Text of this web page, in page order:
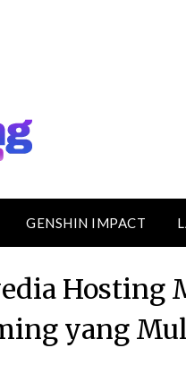
GENSHIN IMPACT
Hosting
yang